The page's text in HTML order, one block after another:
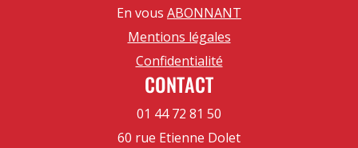
En vous ABONNANT
Mentions légales
Confidentialité
CONTACT
01 44 72 81 50
60 rue Etienne Dolet